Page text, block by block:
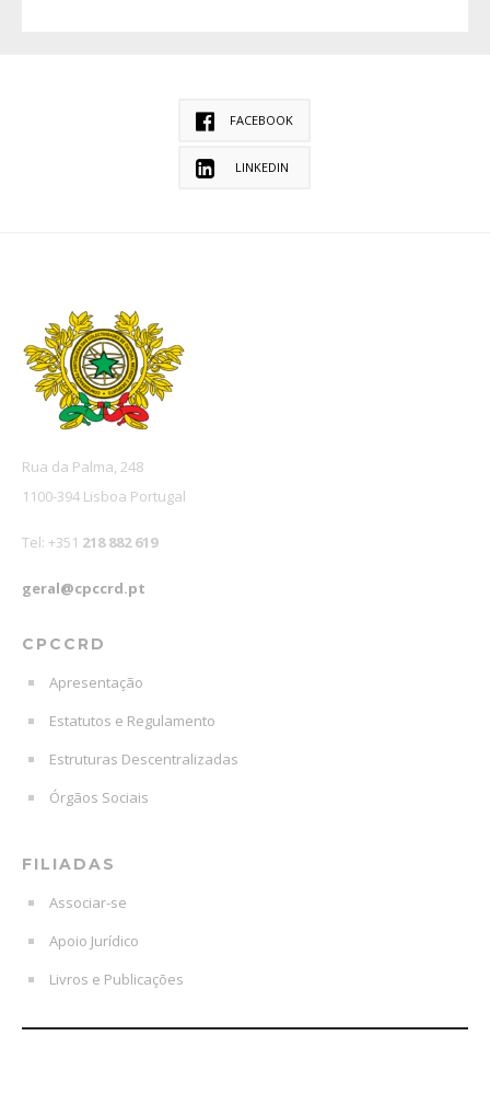
FACEBOOK
LINKEDIN
Rua da Palma, 248
1100-394 Lisboa Portugal
Tel: +351 218 882 619
geral@cpccrd.pt
CPCCRD
Apresentação
Estatutos e Regulamento
Estruturas Descentralizadas
Órgãos Sociais
FILIADAS
Associar-se
Apoio Jurídico
Livros e Publicações